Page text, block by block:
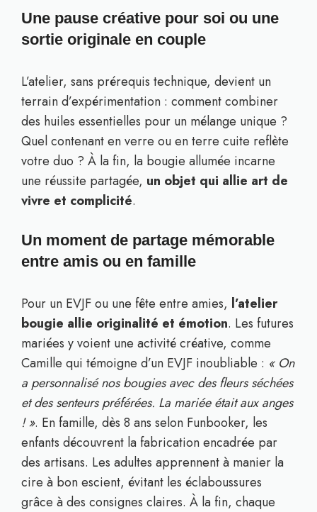
Une pause créative pour soi ou une
sortie originale en couple
L’atelier, sans prérequis technique, devient un
terrain d’expérimentation : comment combiner
des huiles essentielles pour un mélange unique ?
Quel contenant en verre ou en terre cuite reflète
votre duo ? À la fin, la bougie allumée incarne
une réussite partagée, un objet qui allie art de
vivre et complicité.
Un moment de partage mémorable
entre amis ou en famille
Pour un EVJF ou une fête entre amies, l’atelier
bougie allie originalité et émotion. Les futures
mariées y voient une activité créative, comme
Camille qui témoigne d’un EVJF inoubliable : « On
a personnalisé nos bougies avec des fleurs séchées
et des senteurs préférées. La mariée était aux anges
! ». En famille, dès 8 ans selon Funbooker, les
enfants découvrent la fabrication encadrée par
des artisans. Les adultes apprennent à manier la
cire à bon escient, évitant les éclaboussures
grâce à des consignes claires. À la fin, chaque